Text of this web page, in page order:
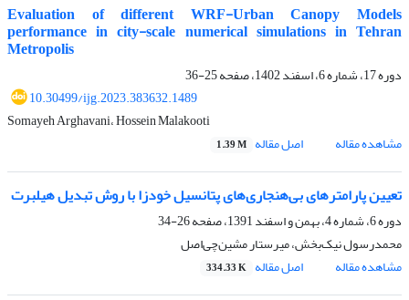
Evaluation of different WRF-Urban Canopy Models
performance in city-scale numerical simulations in Tehran
Metropolis
دوره 17، شماره 6، اسفند 1402، صفحه
25-36
10.30499/ijg.2023.383632.1489
Somayeh Arghavani، Hossein Malakooti
مشاهده مقاله
اصل مقاله 1.39 M
تعیین پارامترهای بی‌هنجاری‌های پتانسیل خودزا با روش تبدیل هیلبرت
دوره 6، شماره 4، بهمن و اسفند 1391، صفحه
26-34
محمد‌رسول نیک‌بخش، میرستار مشین‌چی‌اصل
مشاهده مقاله
اصل مقاله 334.33 K